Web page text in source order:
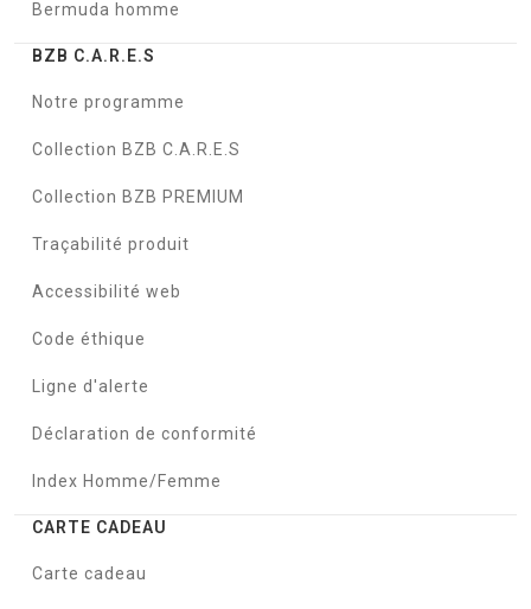
Bermuda homme
BZB C.A.R.E.S
Notre programme
Collection BZB C.A.R.E.S
Collection BZB PREMIUM
Traçabilité produit
Accessibilité web
Code éthique
Ligne d'alerte
Déclaration de conformité
Index Homme/Femme
CARTE CADEAU
Carte cadeau